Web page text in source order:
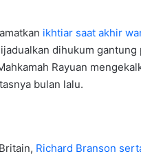
ikhtiar saat akhir
dihukum gantung
Rayuan
bulan lalu.
Richard Branson